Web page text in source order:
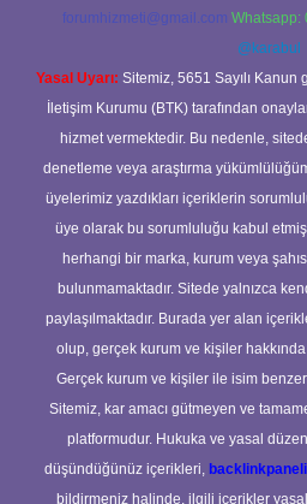
forumhizmeti@gmail.com Whatsapp:
@karabul
Yasal Uyarı: Sitemiz, 5651 Sayılı
İletişim Kurumu (BTK) tarafından
hizmet vermektedir. Bu nedenle,
denetleme veya araştırma
üyelerimiz yazdıkları içeriklerin
üye olarak bu sorumluluğu kabul etmiş
herhangi bir marka, kurum veya
bulunmamaktadır. Sitede yalnızca
paylaşılmaktadır. Burada yer alan
olup, gerçek kurum ve kişiler hakkında
Gerçek kurum ve kişiler ile isim
Sitemiz, kar amacı gütmeyen ve
platformudur. Hukuka ve yasal
düşündüğünüz içerikleri,
bildirmeniz halinde, ilgili içerikler